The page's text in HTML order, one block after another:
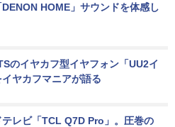
HOME」サウンドを体感し
のイヤカフ型イヤフォン「UU2イ
ヤカフマニアが語る
レビ「TCL Q7D Pro」。圧巻の